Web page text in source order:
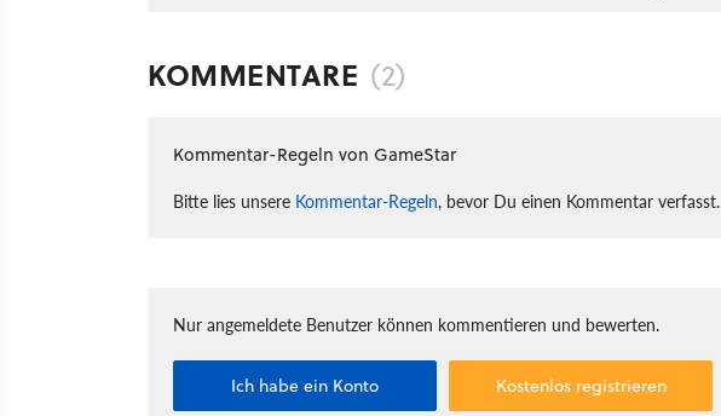
KOMMENTARE (2)
Kommentar-Regeln von GameStar
Bitte lies unsere Kommentar-Regeln, bevor Du einen Kommentar verfasst.
Nur angemeldete Benutzer können kommentieren und bewerten.
Ich habe ein Konto Kostenlos registrieren